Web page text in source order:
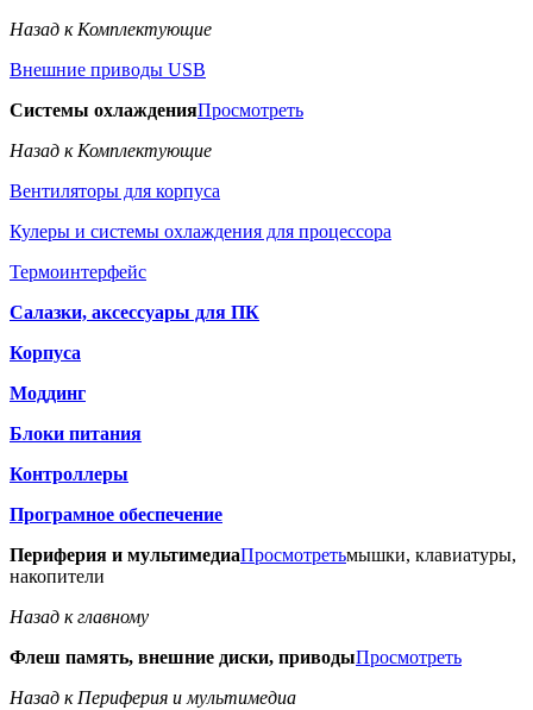
Назад к Комплектующие
Внешние приводы USB
Системы охлажденияПросмотреть
Назад к Комплектующие
Вентиляторы для корпуса
Кулеры и системы охлаждения для процессора
Термоинтерфейс
Салазки, аксессуары для ПК
Корпуса
Моддинг
Блоки питания
Контроллеры
Програмное обеспечение
Периферия и мультимедиаПросмотретьмышки, клавиатуры,
накопители
Назад к главному
Флеш память, внешние диски, приводыПросмотреть
Назад к Периферия и мультимедиа